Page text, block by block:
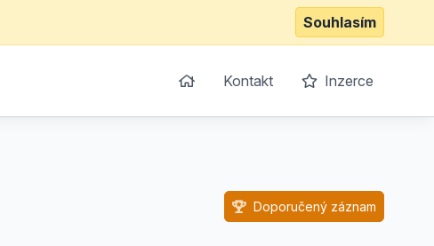
Souhlasím
Kontakt Inzerce
Doporučený záznam